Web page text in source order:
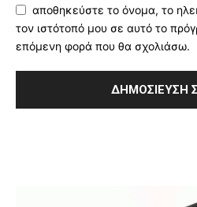
αποθηκεύστε το όνομα, το
τον ιστότοπό μου σε αυτό το
επόμενη φορά που θα σχολιάσω.